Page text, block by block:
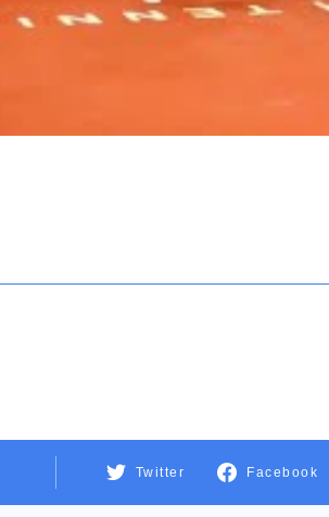
Twitter Facebook